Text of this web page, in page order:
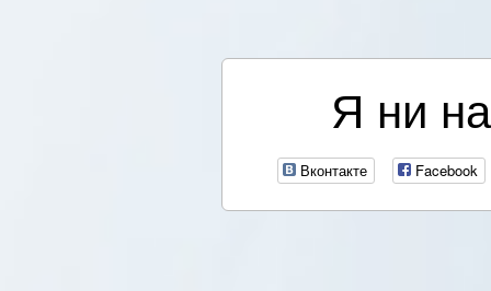
Я ни
Вконтакте Facebook